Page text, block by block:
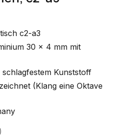
c2-a3
30 x 4 mm mit
Kunststoff
(Klang eine Oktave